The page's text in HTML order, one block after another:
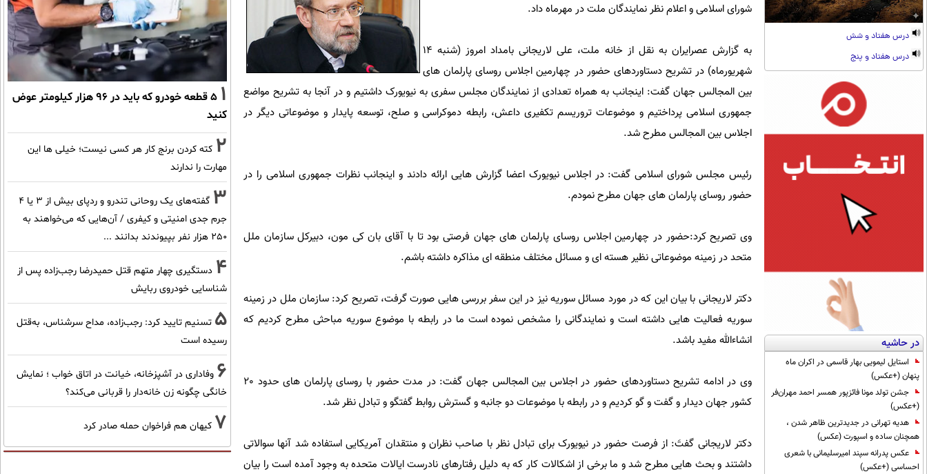
درس هفتاد و شش
درس هفتاد و پنج
در حاشیه
استایل لیمویی بهار قاسمی در اکران ماه
پنهان (+عکس)
جشن تولد مونا فائزپور همسر احمد مهران‌فر
(+عکس)
هدیه تهرانی در جدیدترین ظاهر شدن ،
همچنان ساده و اسپورت (عکس)
عکس پدرانه سپند امیرسلیمانی با شعری
احساسی (+عکس)
شورای اسلامی و اعلام نظر نمایندگان ملت در مهرماه داد.
به گزارش عصرایران به نقل از خانه ملت، علی لاریجانی بامداد امروز (شنبه 14
شهریورماه) در تشریح دستاوردهای حضور در چهارمین اجلاس روسای پارلمان های
بین المجالس جهان گفت: اینجانب به همراه تعدادی از نمایندگان مجلس سفری به نیویورک داشتیم و در آنجا به تشریح مواضع
جمهوری اسلامی پرداختیم و موضوعات تروریسم تکفیری داعش، رابطه دموکراسی و صلح، توسعه پایدار و موضوعاتی دیگر در
اجلاس بین المجالس مطرح شد.
رئیس مجلس شورای اسلامی گفت: در اجلاس نیویورک اعضا گزارش هایی ارائه دادند و اینجانب نظرات جمهوری اسلامی را در
حضور روسای پارلمان های جهان مطرح نمودم.
وی تصریح کرد:حضور در چهارمین اجلاس روسای پارلمان های جهان فرصتی بود تا با آقای بان کی مون، دبیرکل سازمان ملل
متحد در زمینه موضوعاتی نظیر هسته ای و مسائل مختلف منطقه ای مذاکره داشته باشم.
دکتر لاریجانی با بیان این که در مورد مسائل سوریه نیز در این سفر بررسی هایی صورت گرفت، تصریح کرد: سازمان ملل در زمینه
سوریه فعالیت هایی داشته است و نمایندگانی را مشخص نموده است ما در رابطه با موضوع سوریه مباحثی مطرح کردیم که
انشاءالله مفید باشد.
وی در ادامه تشریح دستاوردهای حضور در اجلاس بین المجالس جهان گفت: در مدت حضور با روسای پارلمان های حدود 20
کشور جهان دیدار و گفت و گو کردیم و در رابطه با موضوعات دو جانبه و گسترش روابط گفتگو و تبادل نظر شد.
دکتر لاریجانی گفتَ: از فرصت حضور در نیویورک برای تبادل نظر با صاحب نظران و منتقدان آمریکایی استفاده شد آنها سوالاتی
داشتند و بحث هایی مطرح شد و ما برخی از اشکالات کار که به دلیل رفتارهای نادرست ایالات متحده به وجود آمده است را بیان
1
۵ قطعه خودرو که باید در ۹۶ هزار کیلومتر عوض
کنید
2 کته کردن برنج کار هر کسی نیست؛ خیلی ها این
مهارت را ندارند
3
گفته‌های یک روحانی تندرو و ردپای بیش از ۳ یا ۴
جرم جدی امنیتی و کیفری / آن‌هایی که می‌خواهند به
۲۵۰ هزار نفر بپیوندند بدانند ...
4 دستگیری چهار متهم قتل حمیدرضا رجب‌زاده پس از
شناسایی خودروی ربایش
5 تسنیم تایید کرد: رجب‌زاده، مداح سرشناس، به‌قتل
رسیده است
6 وفاداری در آشپزخانه، خیانت در اتاق خواب ؛ نمایش
خانگی چگونه زن خانه‌دار را قربانی می‌کند؟
7 کیهان هم فراخوان حمله صادر کرد